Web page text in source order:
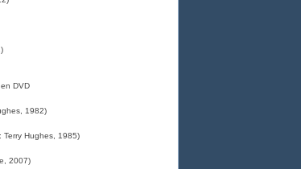
DVD
1982)
Hughes, 1985)
2007)